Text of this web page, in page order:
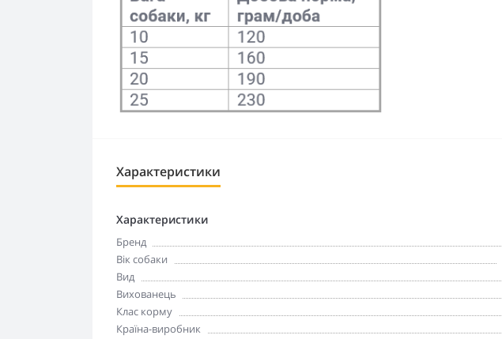
Характеристики
Характеристики
Бренд
Вік собаки
Вид
Вихованець
Клас корму
Країна-виробник